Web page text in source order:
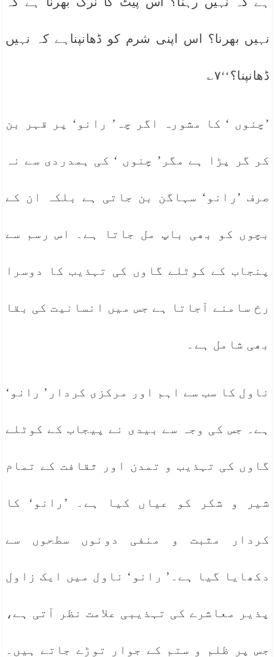
نہیں بھرنا؟ اس اپنی شرم کو ڈھانپناہے کہ نہیں
ڈھانپنا؟‘‘۷؎
’چنوں ‘ کا مشورہ اگر چہ’ رانو‘ پر قہر بن
کر گر پڑا ہے مگر’ چنوں ‘ کی ہمدردی سے نہ
صرف ’رانو‘ سہاگن بن جاتی ہے بلکہ ان کے
بچوں کو بھی باپ مل جاتا ہے۔ اس رسم سے
پنجاب کے کوٹلے گاوں کی تہذیب کا دوسرا
رخ سامنے آجاتا ہے جس میں انسانیت کی بقا
بھی شامل ہے۔
ناول کا سب سے اہم اور مرکزی کردار’ رانو‘
ہے۔ جس کی وجہ سے بیدی نے پیجاب کے کوٹلے
گاوں کی تہذیب و تمدن اور ثقافت کے تمام
شیر و شکر کو عیاں کیا ہے۔ ’رانو‘ کا
کردار مثبت و منفی دونوں سطحوں سے
دکھایا گیا ہے۔’ رانو‘ ناول میں ایک زاول
پذیر معاشرے کی تہذیبی علامت نظر آتی ہے،
جس پر ظلم و ستم کے جوار توڑے جاتے ہیں۔